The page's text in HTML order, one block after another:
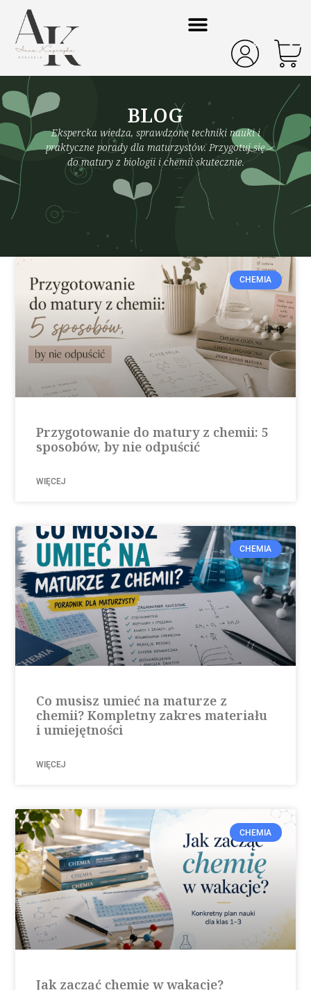
BLOG
Ekspercka wiedza, sprawdzone techniki nauki i
praktyczne porady dla maturzystów. Przygotuj się
do matury z biologii i chemii skutecznie.
CHEMIA
Przygotowanie do matury z chemii: 5
sposobów, by nie odpuścić
WIĘCEJ
CHEMIA
Co musisz umieć na maturze z
chemii? Kompletny zakres materiału
i umiejętności
WIĘCEJ
CHEMIA
Jak zacząć chemię w wakacje?